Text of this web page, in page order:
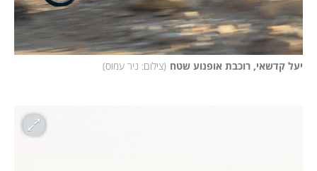
יעל קדשאי, רוכבת אופנוע שטח (צילום: ניר עמוס)